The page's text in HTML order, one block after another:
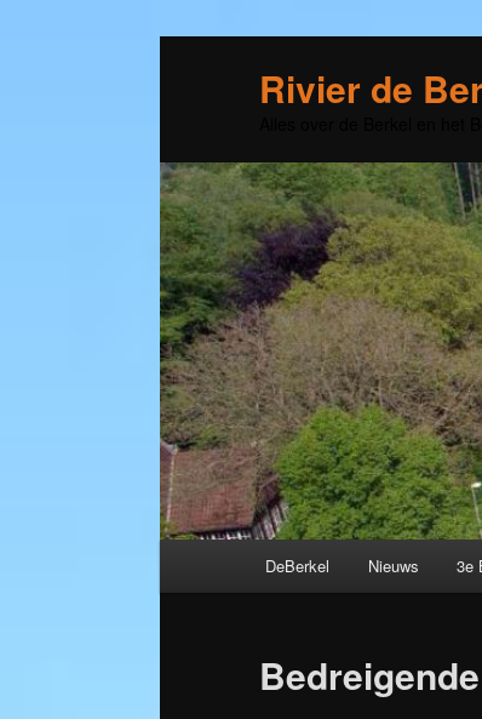
Rivier de
Spring
de
DeBerkel Nieuws 3e